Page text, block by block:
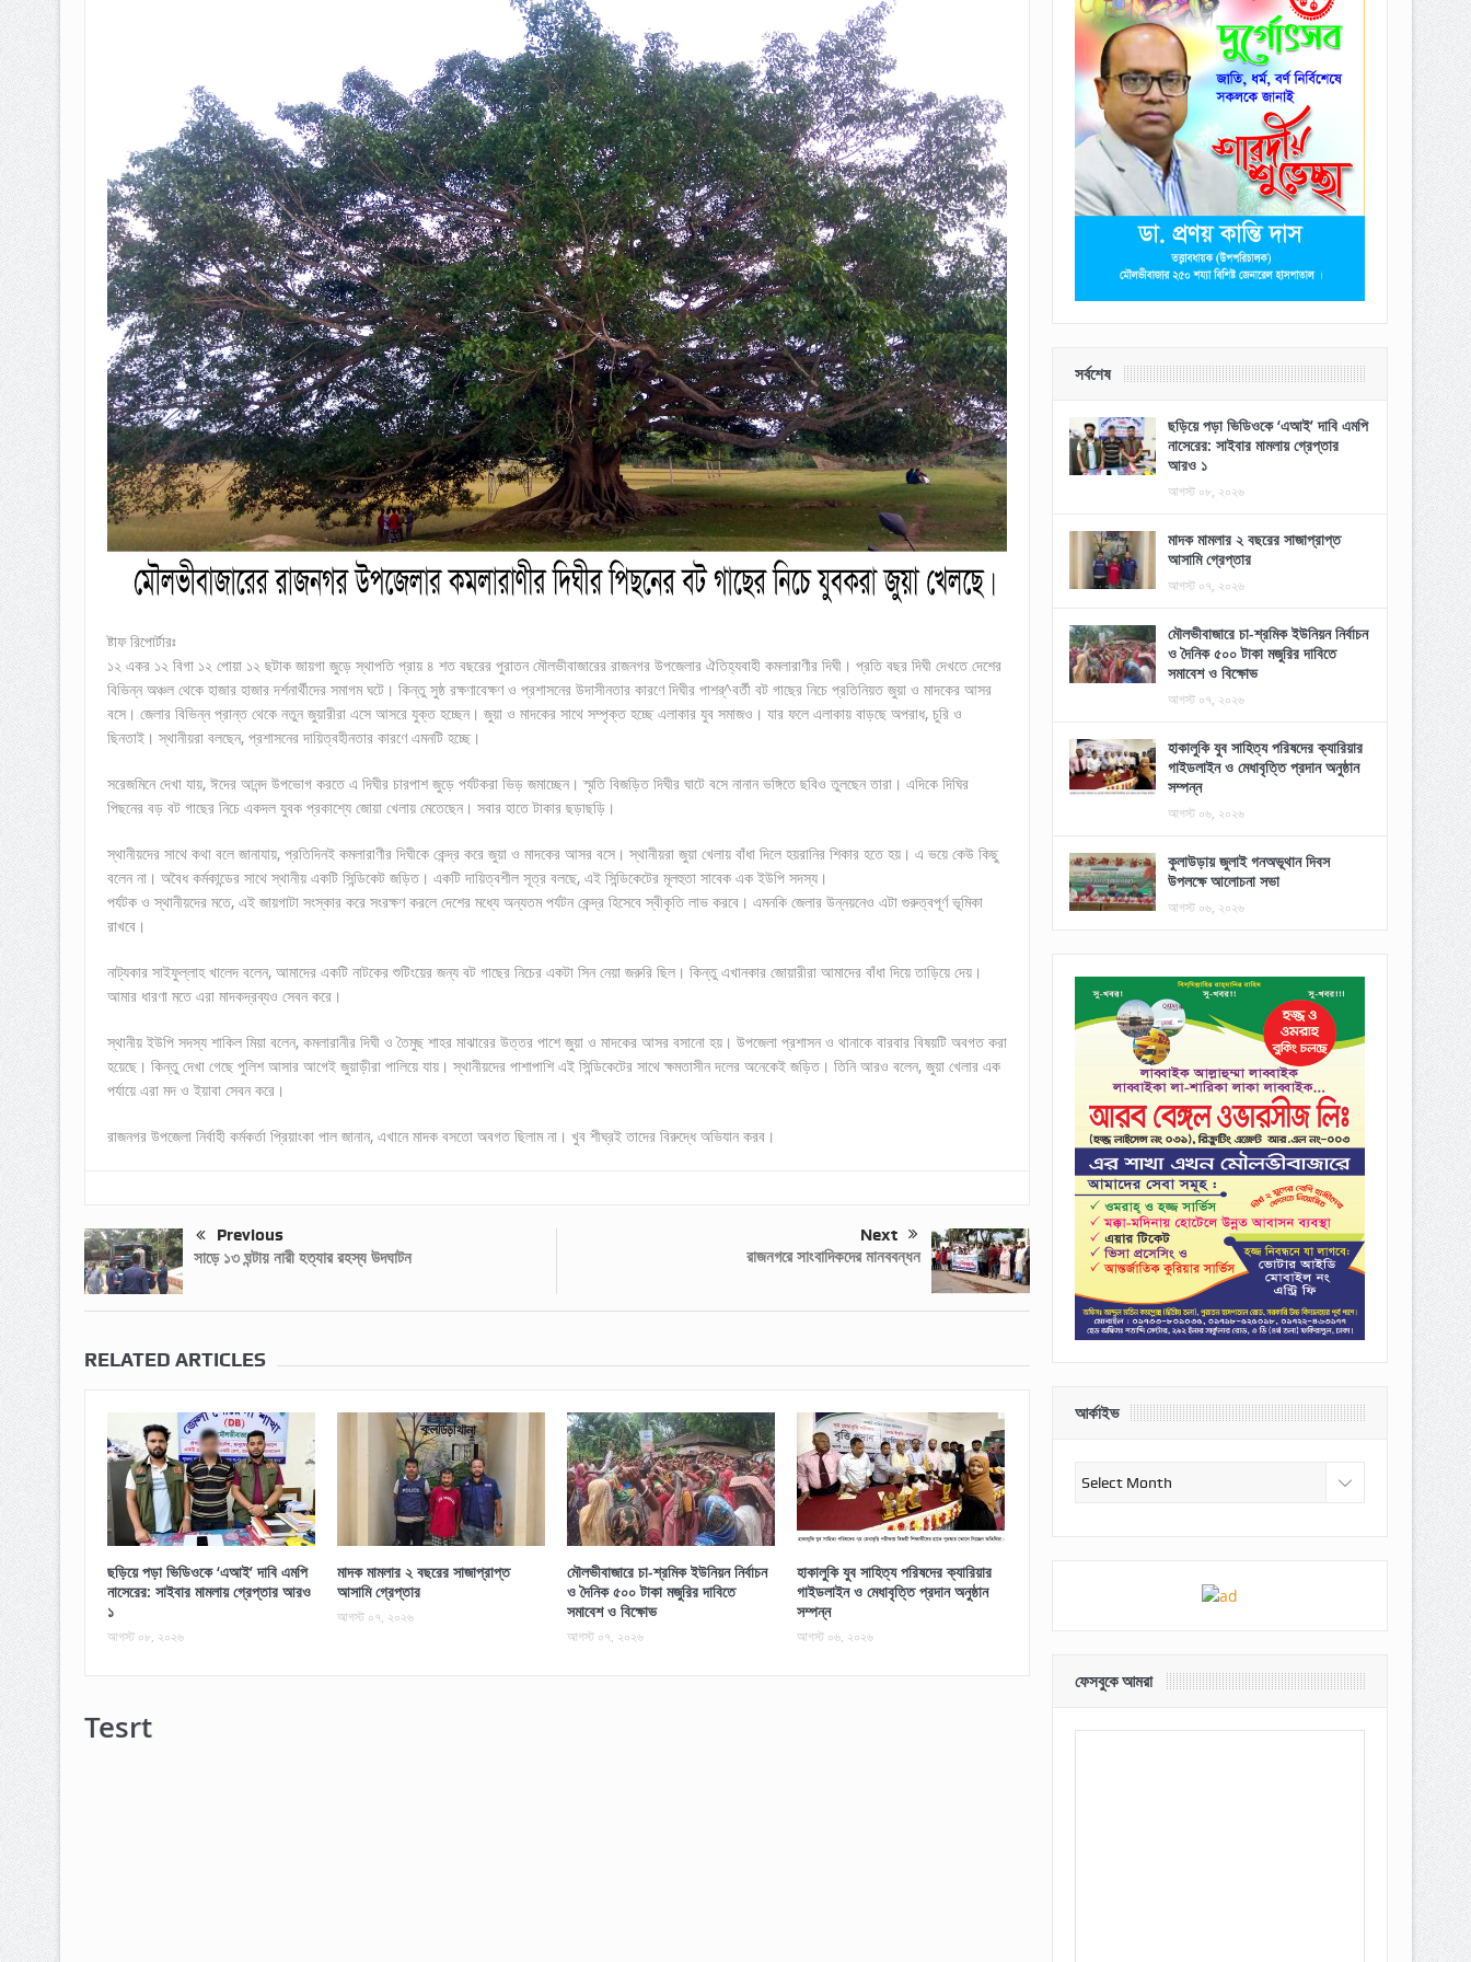
ষ্টাফ রিপোর্টারঃ
১২ একর ১২ বিগা ১২ পোয়া ১২ ছটাক জায়গা জুড়ে স্থাপতি প্রায় ৪ শত বছরের পুরাতন মৌলভীবাজারের রাজনগর উপজেলার ঐতিহ্যবাহী কমলারাণীর দিঘী। প্রতি বছর দিঘী দেখতে দেশের
বিভিন্ন অঞ্চল থেকে হাজার হাজার দর্শনার্থীদের সমাগম ঘটে। কিন্তু সুষ্ঠ রক্ষণাবেক্ষণ ও প্রশাসনের উদাসীনতার কারণে দিঘীর পাশর্^বর্তী বট গাছের নিচে প্রতিনিয়ত জুয়া ও মাদকের আসর
বসে। জেলার বিভিন্ন প্রান্ত থেকে নতুন জুয়ারীরা এসে আসরে যুক্ত হচ্ছেন। জুয়া ও মাদকের সাথে সম্পৃক্ত হচ্ছে এলাকার যুব সমাজও। যার ফলে এলাকায় বাড়ছে অপরাধ, চুরি ও
ছিনতাই। স্থানীয়রা বলছেন, প্রশাসনের দায়িত্বহীনতার কারণে এমনটি হচ্ছে।
সরেজমিনে দেখা যায়, ঈদের আনন্দ উপভোগ করতে এ দিঘীর চারপাশ জুড়ে পর্যটকরা ভিড় জমাচ্ছেন। স্মৃতি বিজড়িত দিঘীর ঘাটে বসে নানান ভঙ্গিতে ছবিও তুলছেন তারা। এদিকে দিঘির
পিছনের বড় বট গাছের নিচে একদল যুবক প্রকাশ্যে জোয়া খেলায় মেতেছেন। সবার হাতে টাকার ছড়াছড়ি।
স্থানীয়দের সাথে কথা বলে জানাযায়, প্রতিদিনই কমলারাণীর দিঘীকে কেন্দ্র করে জুয়া ও মাদকের আসর বসে। স্থানীয়রা জুয়া খেলায় বাঁধা দিলে হয়রানির শিকার হতে হয়। এ ভয়ে কেউ কিছু
বলেন না। অবৈধ কর্মকান্ডের সাথে স্থানীয় একটি সিন্ডিকেট জড়িত। একটি দায়িত্বশীল সূত্র বলছে, এই সিন্ডিকেটের মূলহুতা সাবেক এক ইউপি সদস্য।
পর্যটক ও স্থানীয়দের মতে, এই জায়গাটা সংস্কার করে সংরক্ষণ করলে দেশের মধ্যে অন্যতম পর্যটন কেন্দ্র হিসেবে স্বীকৃতি লাভ করবে। এমনকি জেলার উন্নয়নেও এটা গুরুত্বপূর্ণ ভূমিকা
রাখবে।
নাট্যকার সাইফুল্লাহ খালেদ বলেন, আমাদের একটি নাটকের শুটিংয়ের জন্য বট গাছের নিচের একটা সিন নেয়া জরুরি ছিল। কিন্তু এখানকার জোয়ারীরা আমাদের বাঁধা দিয়ে তাড়িয়ে দেয়।
আমার ধারণা মতে এরা মাদকদ্রব্যও সেবন করে।
স্থানীয় ইউপি সদস্য শাকিল মিয়া বলেন, কমলারানীর দিঘী ও তৈমুছ শাহর মাঝারের উত্তর পাশে জুয়া ও মাদকের আসর বসানো হয়। উপজেলা প্রশাসন ও থানাকে বারবার বিষয়টি অবগত করা
হয়েছে। কিন্তু দেখা গেছে পুলিশ আসার আগেই জুয়াড়ীরা পালিয়ে যায়। স্থানীয়দের পাশাপাশি এই সিন্ডিকেটের সাথে ক্ষমতাসীন দলের অনেকেই জড়িত। তিনি আরও বলেন, জুয়া খেলার এক
পর্যায়ে এরা মদ ও ইয়াবা সেবন করে।
রাজনগর উপজেলা নির্বাহী কর্মকর্তা প্রিয়াংকা পাল জানান, এখানে মাদক বসতো অবগত ছিলাম না। খুব শীঘ্রই তাদের বিরুদ্ধে অভিযান করব।
Previous
সাড়ে ১৩ ঘন্টায় নারী হত্যার রহস্য উদঘাটন
Next
রাজনগরে সাংবাদিকদের মানববন্ধন
RELATED ARTICLES
ছড়িয়ে পড়া ভিডিওকে ‘এআই’ দাবি এমপি
নাসেরের: সাইবার মামলায় গ্রেপ্তার আরও
১
আগস্ট ০৮, ২০২৬
মাদক মামলার ২ বছরের সাজাপ্রাপ্ত
আসামি গ্রেপ্তার
আগস্ট ০৭, ২০২৬
মৌলভীবাজারে চা-শ্রমিক ইউনিয়ন নির্বাচন
ও দৈনিক ৫০০ টাকা মজুরির দাবিতে
সমাবেশ ও বিক্ষোভ
আগস্ট ০৭, ২০২৬
হাকালুকি যুব সাহিত্য পরিষদের ক্যারিয়ার
গাইডলাইন ও মেধাবৃত্তি প্রদান অনুষ্ঠান
সম্পন্ন
আগস্ট ০৬, ২০২৬
Tesrt
সর্বশেষ
ছড়িয়ে পড়া ভিডিওকে ‘এআই’ দাবি এমপি
নাসেরের: সাইবার মামলায় গ্রেপ্তার
আরও ১
আগস্ট ০৮, ২০২৬
মাদক মামলার ২ বছরের সাজাপ্রাপ্ত
আসামি গ্রেপ্তার
আগস্ট ০৭, ২০২৬
মৌলভীবাজারে চা-শ্রমিক ইউনিয়ন নির্বাচন
ও দৈনিক ৫০০ টাকা মজুরির দাবিতে
সমাবেশ ও বিক্ষোভ
আগস্ট ০৭, ২০২৬
হাকালুকি যুব সাহিত্য পরিষদের ক্যারিয়ার
গাইডলাইন ও মেধাবৃত্তি প্রদান অনুষ্ঠান
সম্পন্ন
আগস্ট ০৬, ২০২৬
কুলাউড়ায় জুলাই গনঅভূথান দিবস
উপলক্ষে আলোচনা সভা
আগস্ট ০৬, ২০২৬
আর্কাইভ
আর্কাইভ
ফেসবুকে আমরা